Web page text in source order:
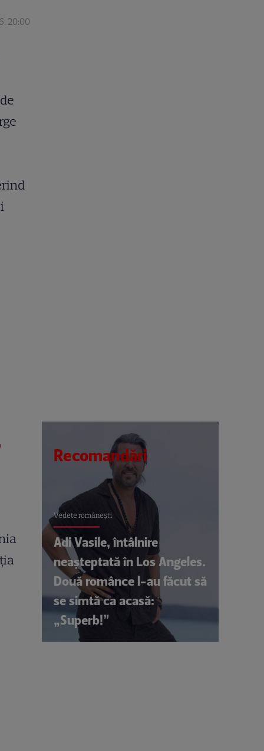
20:00
Recomandări
Vedete româneşti
Adi Vasile, întâlnire
neașteptată în Los Angeles.
Două românce l-au făcut să
se simtă ca acasă:
„Superb!”